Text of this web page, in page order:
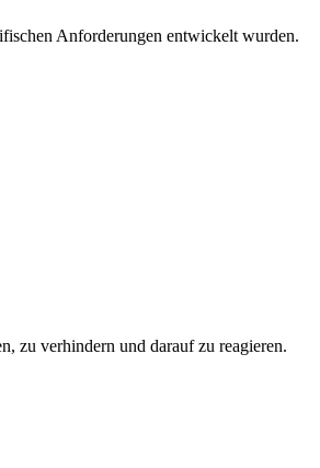
Anforderungen entwickelt wurden.
zu verhindern und darauf zu reagieren.